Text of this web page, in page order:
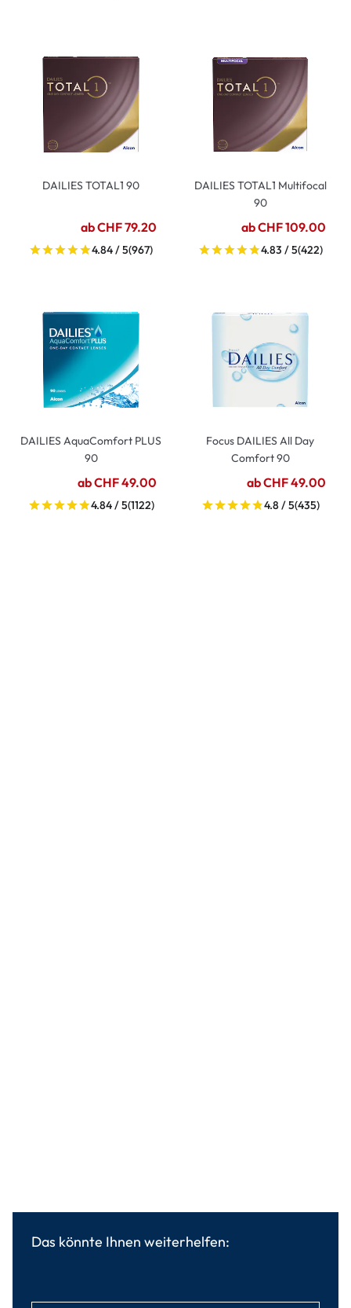
DAILIES TOTAL1 90
ab CHF 79.20
4.84 / 5(967)
DAILIES TOTAL1 Multifocal
90
ab CHF 109.00
4.83 / 5(422)
DAILIES AquaComfort PLUS
90
ab CHF 49.00
4.84 / 5(1122)
Focus DAILIES All Day
Comfort 90
ab CHF 49.00
4.8 / 5(435)
Das könnte Ihnen weiterhelfen: